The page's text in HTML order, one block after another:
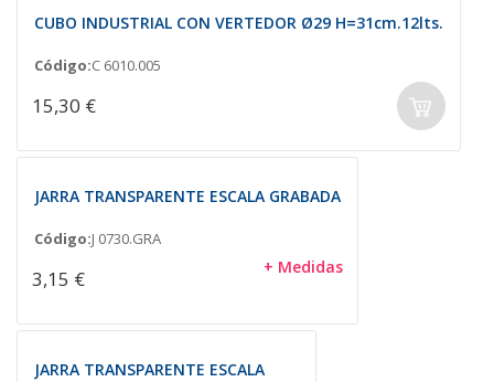
CUBO INDUSTRIAL CON VERTEDOR Ø29 H=31cm.12lts.
Código:C 6010.005
15,30 €
JARRA TRANSPARENTE ESCALA GRABADA
Código:J 0730.GRA
3,15 € + Medidas
JARRA TRANSPARENTE ESCALA